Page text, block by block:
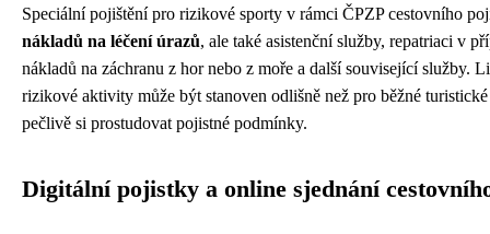
Speciální pojištění pro rizikové sporty v rámci ČPZP cestovního
nákladů na léčení úrazů, ale také asistenční služby, repatriaci v
nákladů na záchranu z hor nebo z moře a další související služby.
rizikové aktivity může být stanoven odlišně než pro běžné
pečlivě si prostudovat pojistné podmínky.
Digitální pojistky a online sjednání